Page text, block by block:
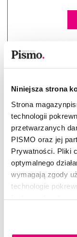
Niniejsza strona
Strona
technologii
przetwarzanych
PISMO oraz jej
Prywatności. Pliki
optymalnego
wymagają zgody
technologie
dobrowolną
pokrewne,